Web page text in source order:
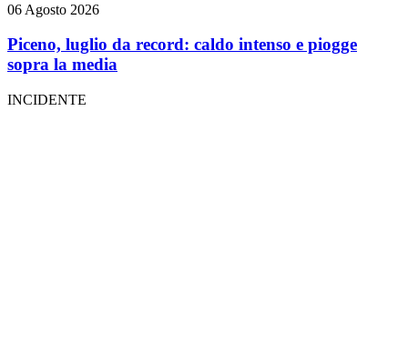
06 Agosto 2026
Piceno, luglio da record: caldo intenso e piogge
sopra la media
INCIDENTE